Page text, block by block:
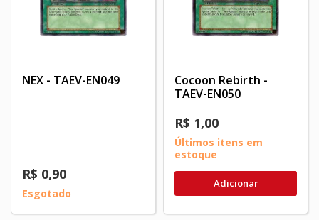
NEX - TAEV-EN049
R$ 0,90
Esgotado
Cocoon Rebirth -
TAEV-EN050
R$ 1,00
Últimos itens em
estoque
Adicionar